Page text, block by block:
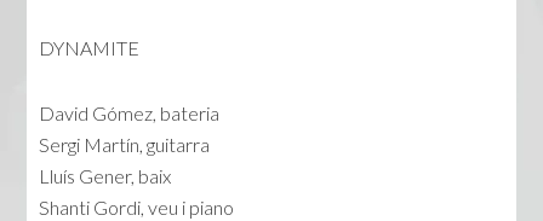
DYNAMITE
David Gómez, bateria
Sergi Martín, guitarra
Lluís Gener, baix
Shanti Gordi, veu i piano